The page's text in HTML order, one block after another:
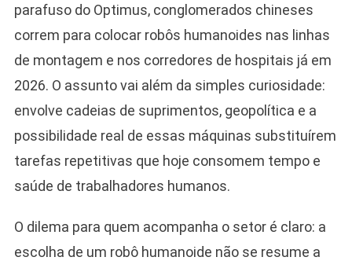
parafuso do Optimus, conglomerados chineses
correm para colocar robôs humanoides nas linhas
de montagem e nos corredores de hospitais já em
2026. O assunto vai além da simples curiosidade:
envolve cadeias de suprimentos, geopolítica e a
possibilidade real de essas máquinas substituírem
tarefas repetitivas que hoje consomem tempo e
saúde de trabalhadores humanos.
O dilema para quem acompanha o setor é claro: a
escolha de um robô humanoide não se resume a